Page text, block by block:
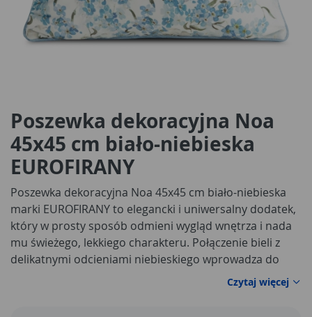
Poszewka dekoracyjna Noa
45x45 cm biało-niebieska
EUROFIRANY
Poszewka dekoracyjna Noa 45x45 cm biało-niebieska
marki EUROFIRANY to elegancki i uniwersalny dodatek,
który w prosty sposób odmieni wygląd wnętrza i nada
mu świeżego, lekkiego charakteru. Połączenie bieli z
delikatnymi odcieniami niebieskiego wprowadza do
pomieszczenia spokój i harmonię, dzięki czemu
poszewka doskonale sprawdzi się zarówno w salonie,
Czytaj więcej